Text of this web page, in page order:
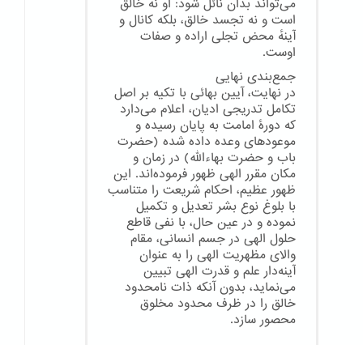
می‌تواند بدان نائل شود: او نه خالق
است و نه تجسد خالق، بلکه کانال و
آینهٔ محض تجلی اراده و صفات
اوست.
جمع‌بندی نهایی
در نهایت، آیین بهائی با تکیه بر اصل
تکامل تدریجی ادیان، اعلام می‌دارد
که دورهٔ امامت به پایان رسیده و
موعودهای وعده داده شده (حضرت
باب و حضرت بهاءالله) در زمان و
مکان مقرر الهی ظهور فرموده‌اند. این
ظهور عظیم، احکام شریعت را متناسب
با بلوغ نوع بشر تعدیل و تکمیل
نموده و در عین حال، با نفی قاطع
حلول الهی در جسم انسانی، مقام
والای مظهریت الهی را به عنوان
آینه‌دار علم و قدرت الهی تبیین
می‌نماید، بدون آنکه ذات نامحدود
خالق را در ظرف محدود مخلوق
محصور سازد.